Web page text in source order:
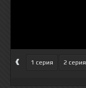
‹ 1 серия 2 серия